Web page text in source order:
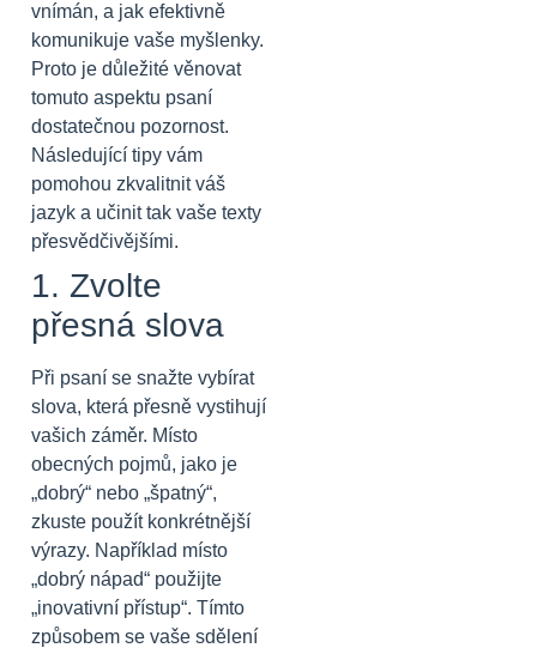
vnímán, a jak efektivně
komunikuje vaše myšlenky.
Proto je důležité věnovat
tomuto aspektu psaní
dostatečnou pozornost.
Následující tipy vám
pomohou zkvalitnit váš
jazyk a učinit tak vaše texty
přesvědčivějšími.
1. Zvolte
přesná slova
Při psaní se snažte vybírat
slova, která přesně vystihují
vašich záměr. Místo
obecných pojmů, jako je
„dobrý“ nebo „špatný“,
zkuste použít konkrétnější
výrazy. Například místo
„dobrý nápad“ použijte
„inovativní přístup“. Tímto
způsobem se vaše sdělení